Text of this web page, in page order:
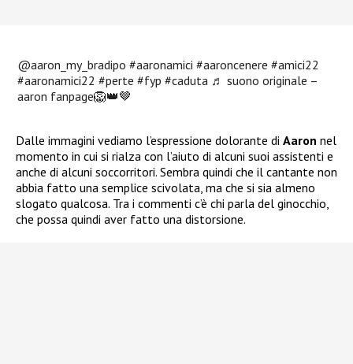
@aaron_my_bradipo #aaronamici #aaroncenere #amici22
#aaronamici22 #perte #fyp #caduta ♬ suono originale –
aaron fanpage🦁👑🤎
Dalle immagini vediamo l’espressione dolorante di Aaron nel
momento in cui si rialza con l’aiuto di alcuni suoi assistenti e
anche di alcuni soccorritori. Sembra quindi che il cantante non
abbia fatto una semplice scivolata, ma che si sia almeno
slogato qualcosa. Tra i commenti c’è chi parla del ginocchio,
che possa quindi aver fatto una distorsione.